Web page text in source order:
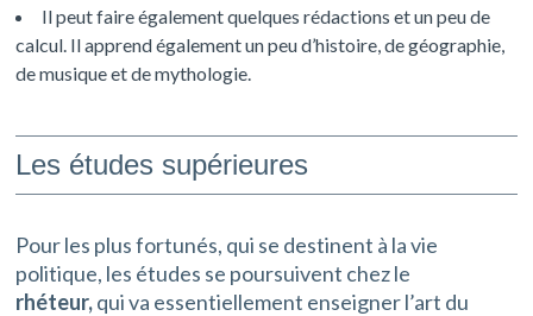
Il peut faire également quelques rédactions et un peu de
calcul. Il apprend également un peu d’histoire, de géographie,
de musique et de mythologie.
Les études supérieures
Pour les plus fortunés, qui se destinent à la vie
politique, les études se poursuivent chez le
rhéteur,qui va essentiellement enseigner l’art du